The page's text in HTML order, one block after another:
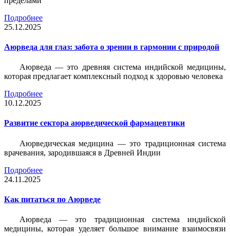
Подробнее
25.12.2025
Аюрведа для глаз: забота о зрении в гармонии с природой
Аюрведа — это древняя система индийской медицины,
которая предлагает комплексный подход к здоровью человека
Подробнее
10.12.2025
Развитие сектора аюрведической фармацевтики
Аюрведическая медицина — это традиционная система
врачевания, зародившаяся в Древней Индии
Подробнее
24.11.2025
Как питаться по Аюрведе
Аюрведа — это традиционная система индийской
медицины, которая уделяет большое внимание взаимосвязи